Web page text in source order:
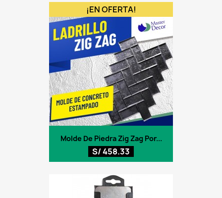
Molde De Piedra Zig Zag Por...
S/ 458.33
¡EN OFERTA!